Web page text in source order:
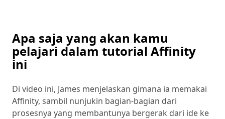
Apa saja yang akan kamu
pelajari dalam tutorial Affinity
ini
Di video ini, James menjelaskan gimana ia memakai
Affinity, sambil nunjukin bagian-bagian dari
prosesnya yang membantunya bergerak dari ide ke